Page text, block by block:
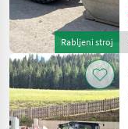
Rabljeni stroj